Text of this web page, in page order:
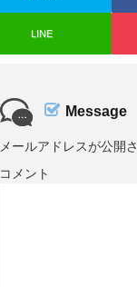
LINE
Message
メールアドレスが公開
コメント